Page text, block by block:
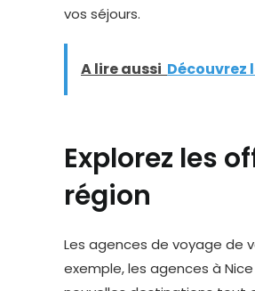
vos séjours.
A lire aussi
Explorez les
région
Les agences de voyage de
exemple, les agences à